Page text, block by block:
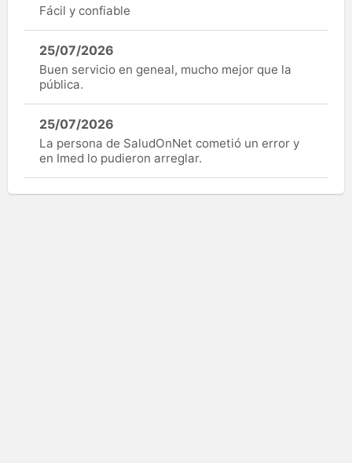
Fácil y confiable
25/07/2026
Buen servicio en geneal, mucho mejor que la
pública.
25/07/2026
La persona de SaludOnNet cometió un error y
en Imed lo pudieron arreglar.